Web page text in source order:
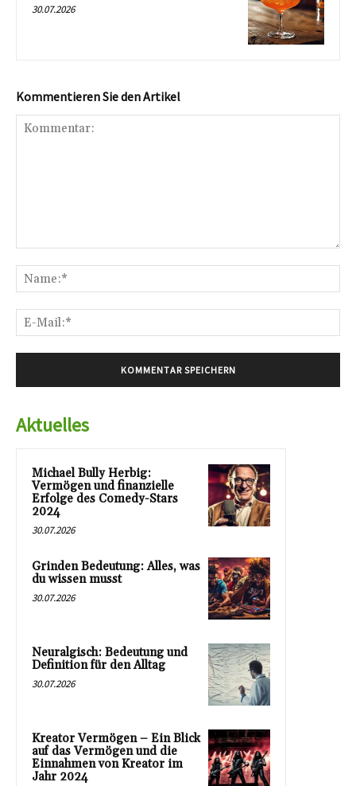
30.07.2026
Kommentieren Sie den Artikel
Aktuelles
Michael Bully Herbig:
Vermögen und finanzielle
Erfolge des Comedy-Stars
2024
30.07.2026
Grinden Bedeutung: Alles, was
du wissen musst
30.07.2026
Neuralgisch: Bedeutung und
Definition für den Alltag
30.07.2026
Kreator Vermögen – Ein Blick
auf das Vermögen und die
Einnahmen von Kreator im
Jahr 2024